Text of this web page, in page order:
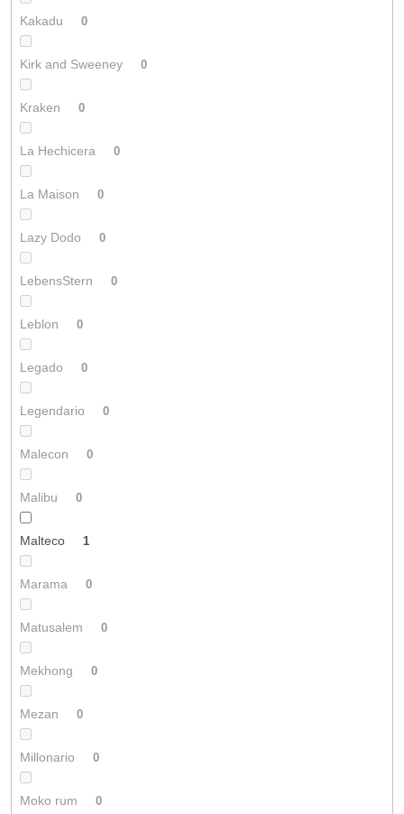
Kakadu 0
Kirk and Sweeney 0
Kraken 0
La Hechicera 0
La Maison 0
Lazy Dodo 0
LebensStern 0
Leblon 0
Legado 0
Legendario 0
Malecon 0
Malibu 0
Malteco 1
Marama 0
Matusalem 0
Mekhong 0
Mezan 0
Millonario 0
Moko rum 0